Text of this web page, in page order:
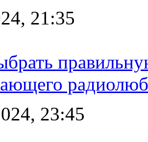
21:35
23:45